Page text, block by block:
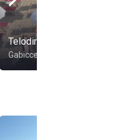
Telodirò Beach
Gabicce Mare